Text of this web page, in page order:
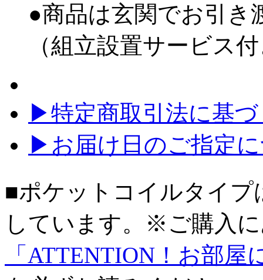
●商品は玄関でお引き
（組立設置サービス
▶特定商取引法に基
▶お届け日のご指定
■ポケットコイルタイプ
しています。※ご購入
「ATTENTION！お部